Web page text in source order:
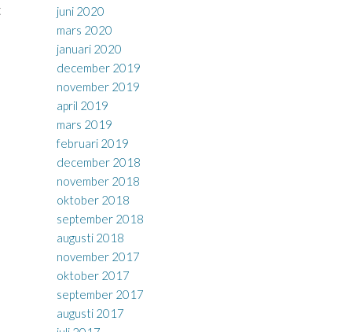
juni 2020
mars 2020
januari 2020
december 2019
november 2019
april 2019
mars 2019
februari 2019
december 2018
november 2018
oktober 2018
september 2018
augusti 2018
november 2017
oktober 2017
september 2017
augusti 2017